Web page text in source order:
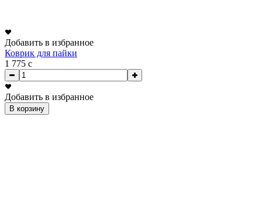
Добавить в избранное
Коврик для пайки
1 775 c
Добавить в избранное
В корзину